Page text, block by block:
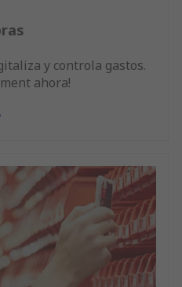
y controla gastos.
ahora!